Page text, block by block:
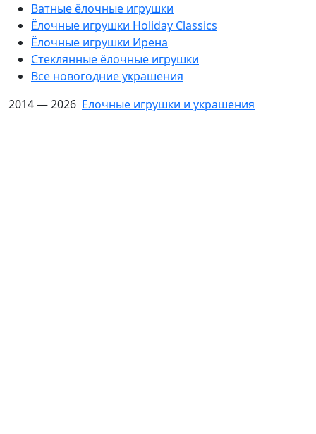
Ватные ёлочные игрушки
Ёлочные игрушки Holiday Classics
Ëлочные игрушки Ирена
Стеклянные ёлочные игрушки
Все новогодние украшения
2014 — 2026 Елочные игрушки и украшения